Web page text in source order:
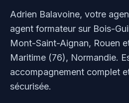
Adrien Balavoine, votre
agent formateur sur Bois-
Mont-Saint-Aignan, Rouen
Maritime (76), Normandie.
accompagnement complet
sécurisée.